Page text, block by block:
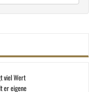
viel Wert
er eigene